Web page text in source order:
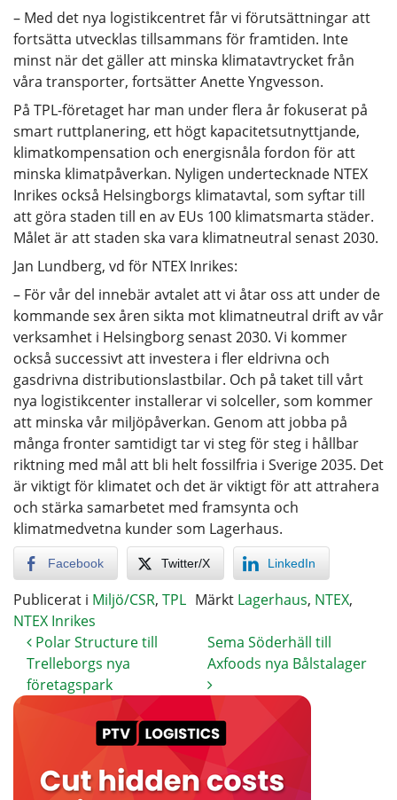
– Med det nya logistikcentret får vi förutsättningar att
fortsätta utvecklas tillsammans för framtiden. Inte
minst när det gäller att minska klimatavtrycket från
våra transporter, fortsätter Anette Yngvesson.
På TPL-företaget har man under flera år fokuserat på
smart ruttplanering, ett högt kapacitetsutnyttjande,
klimatkompensation och energisnåla fordon för att
minska klimatpåverkan. Nyligen undertecknade NTEX
Inrikes också Helsingborgs klimatavtal, som syftar till
att göra staden till en av EUs 100 klimatsmarta städer.
Målet är att staden ska vara klimatneutral senast 2030.
Jan Lundberg, vd för NTEX Inrikes:
– För vår del innebär avtalet att vi åtar oss att under de
kommande sex åren sikta mot klimatneutral drift av vår
verksamhet i Helsingborg senast 2030. Vi kommer
också successivt att investera i fler eldrivna och
gasdrivna distributionslastbilar. Och på taket till vårt
nya logistikcenter installerar vi solceller, som kommer
att minska vår miljöpåverkan. Genom att jobba på
många fronter samtidigt tar vi steg för steg i hållbar
riktning med mål att bli helt fossilfria i Sverige 2035. Det
är viktigt för klimatet och det är viktigt för att attrahera
och stärka samarbetet med framsynta och
klimatmedvetna kunder som Lagerhaus.
Facebook Twitter/X LinkedIn
Publicerat i Miljö/CSR, TPL Märkt Lagerhaus, NTEX,
NTEX Inrikes
Polar Structure till
Trelleborgs nya
företagspark
Sema Söderhäll till
Axfoods nya Bålstalager